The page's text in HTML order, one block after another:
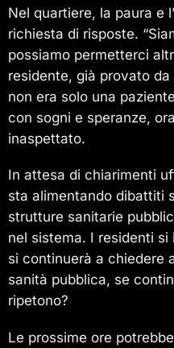
Nel quartiere, la paura e
richiesta di risposte.
possiamo permetterci
residente, già provato
non era solo una
con sogni e speranze,
inaspettato.
In attesa di chiarimenti
sta alimentando dibattiti
strutture sanitarie
nel sistema. I residenti
si continuerà a chiedere
sanità pubblica, se
ripetono?
Le prossime ore